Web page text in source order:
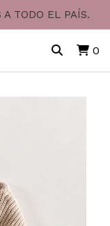
TODO EL PAÍS.
0